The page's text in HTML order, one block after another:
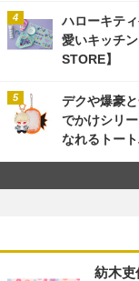
ハローキテ
愛いキッチ
STORE】
デクや爆豪
でかけシリ
なれるトー
紡木吏